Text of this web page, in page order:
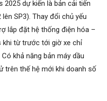
2025 dự kiến là bản cải tiến
SP3). Thay đổi chủ yếu
lắp đặt hệ thống điện hóa –
khi từ trước tới giờ xe chỉ
khả năng bản máy dầu
trên thế hệ mới khi doanh số